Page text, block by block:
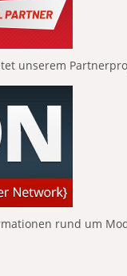
unserem
rund um